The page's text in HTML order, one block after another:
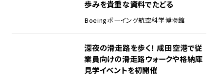
歩みを貴重な資料でたどる
Boeingボーイング航空科学博物館
深夜の滑走路を歩く！ 成田空港で従
業員向けの滑走路ウォークや格納庫
見学イベントを初開催